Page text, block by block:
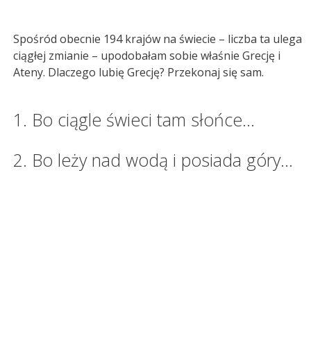
Spośród obecnie 194 krajów na świecie – liczba ta ulega
ciągłej zmianie – upodobałam sobie właśnie Grecję i
Ateny. Dlaczego lubię Grecję? Przekonaj się sam.
1. Bo ciągle świeci tam słońce…
2. Bo leży nad wodą i posiada góry…